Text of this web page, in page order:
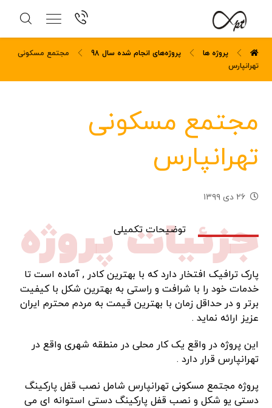
پروژه ها پروژه‌های انجام شده سال 98
مجتمع مسکونی
تهرانپارس
مجتمع مسکونی
تهرانپارس
۲۶ دی ۱۳۹۹
جزئیات پروژه
توضیحات تکمیلی
پارک ترافیک افتخار دارد که با بهترین کادر , آماده است تا
خدمات خود را با شرافت و راستی به بهترین شکل با کیفیت
برتر و در حداقل زمان با بهترین قیمت به مردم محترم ایران
عزیز ارائه نماید .
این پروژه در واقع یک کار محلی در منطقه شهری واقع در
تهرانپارس قرار دارد .
پروژه مجتمع مسکونی تهرانپارس شامل نصب قفل پارکینگ
دستی یو شکل و نصب قفل پارکینگ دستی استوانه ای می